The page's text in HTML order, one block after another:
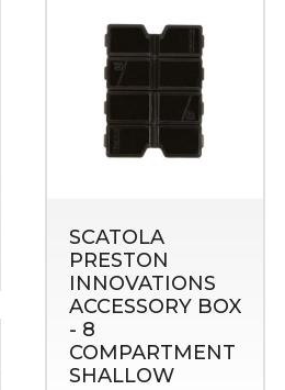
SCATOLA
PRESTON
INNOVATIONS
ACCESSORY BOX
- 8
COMPARTMENT
SHALLOW